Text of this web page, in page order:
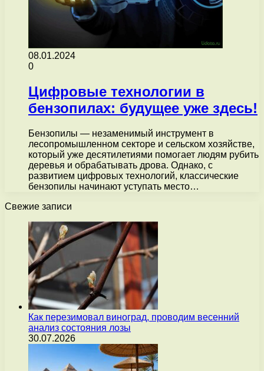
08.01.2024
0
Цифровые технологии в
бензопилах: будущее уже здесь!
Бензопилы — незаменимый инструмент в
лесопромышленном секторе и сельском хозяйстве,
который уже десятилетиями помогает людям рубить
деревья и обрабатывать дрова. Однако, с
развитием цифровых технологий, классические
бензопилы начинают уступать место…
Свежие записи
Как перезимовал виноград, проводим весенний
анализ состояния лозы
30.07.2026